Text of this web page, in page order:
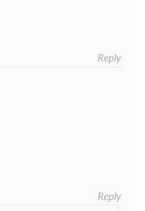
Reply
Reply